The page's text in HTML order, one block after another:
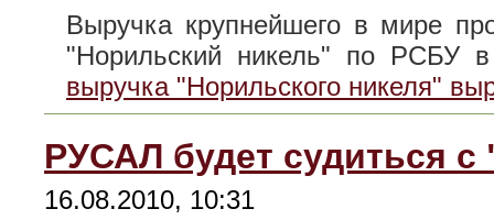
Выручка крупнейшего в мире
"Норильский никель" по
выручка "Норильского никеля"
РУСАЛ будет судиться
16.08.2010, 10:31